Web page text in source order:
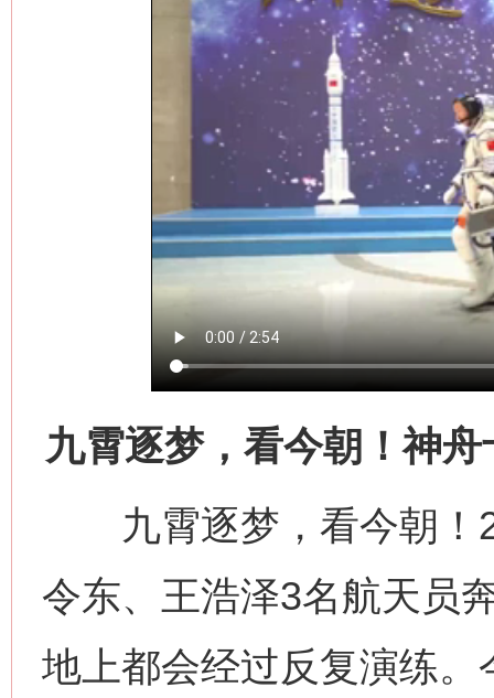
九霄逐梦，看今朝！神
九霄逐梦，看今朝！
令东、王浩泽3名航天员
地上都会经过反复演练。
网上购药对药下症？